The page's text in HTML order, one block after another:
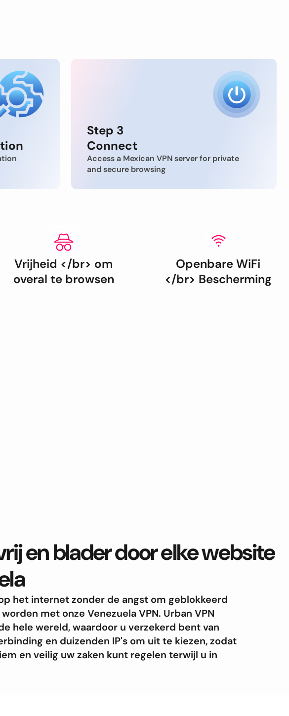
Step 3
Connect
Access a Mexican VPN server for private
and secure browsing
Vrijheid </br> om
overal te browsen
Openbare WiFi
</br> Bescherming
en blader door elke website
het internet zonder de angst om geblokkeerd
met onze Venezuela VPN. Urban VPN
hele wereld, waardoor u verzekerd bent van
en duizenden IP's om uit te kiezen, zodat
en veilig uw zaken kunt regelen terwijl u in